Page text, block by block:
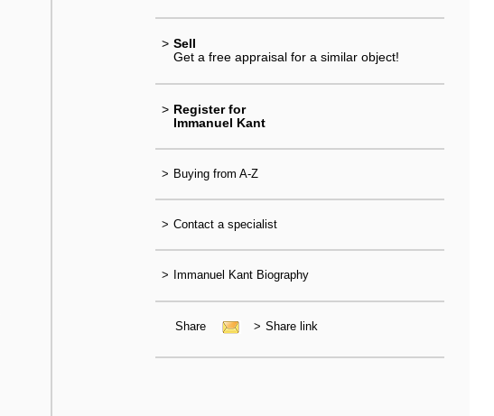
> Sell
Get a free appraisal for a similar object!
> Register for
Immanuel Kant
> Buying from A-Z
> Contact a specialist
> Immanuel Kant Biography
Share > Share link